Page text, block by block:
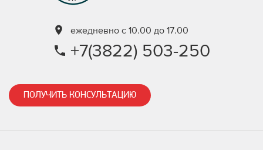
ежедневно с 10.00 до 17.00
+7(3822) 503-250
ПОЛУЧИТЬ КОНСУЛЬТАЦИЮ